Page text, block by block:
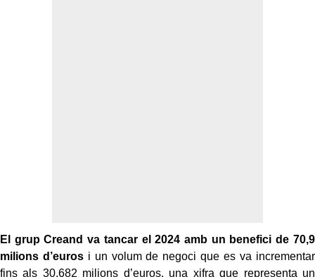
El grup Creand va tancar el 2024 amb un benefici de 70,9
milions d’eurosi un volum de negoci que es va incrementar
fins als 30.682 milions d’euros, una xifra que representa un